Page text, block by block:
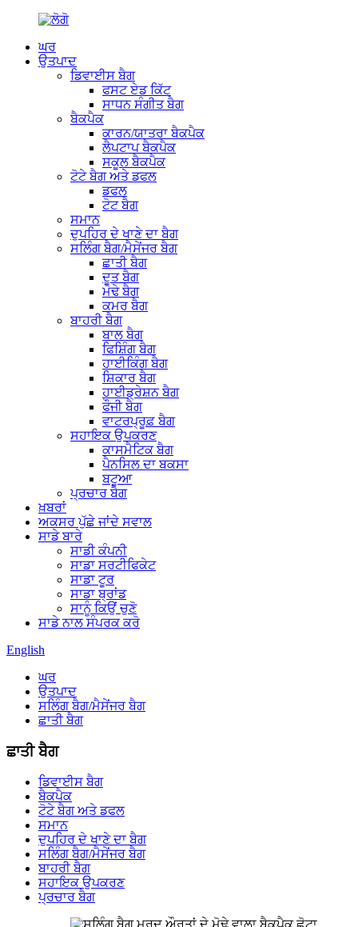
ਘਰ
ਉਤਪਾਦ
ਡਿਵਾਈਸ ਬੈਗ
ਫਸਟ ਏਡ ਕਿੱਟ
ਸਾਧਨ ਸੰਗੀਤ ਬੈਗ
ਬੈਕਪੈਕ
ਕਾਰਨ/ਯਾਤਰਾ ਬੈਕਪੈਕ
ਲੈਪਟਾਪ ਬੈਕਪੈਕ
ਸਕੂਲ ਬੈਕਪੈਕ
ਟੋਟੇ ਬੈਗ ਅਤੇ ਡਫਲ
ਡਫਲ
ਟੋਟ ਬੈਗ
ਸਮਾਨ
ਦੁਪਹਿਰ ਦੇ ਖਾਣੇ ਦਾ ਬੈਗ
ਸਲਿੰਗ ਬੈਗ/ਮੈਸੇਂਜਰ ਬੈਗ
ਛਾਤੀ ਬੈਗ
ਦੂਤ ਬੈਗ
ਮੋਢੇ ਬੈਗ
ਕਮਰ ਬੈਗ
ਬਾਹਰੀ ਬੈਗ
ਬਾਲ ਬੈਗ
ਫਿਸ਼ਿੰਗ ਬੈਗ
ਹਾਈਕਿੰਗ ਬੈਗ
ਸ਼ਿਕਾਰ ਬੈਗ
ਹਾਈਡ੍ਰੇਸ਼ਨ ਬੈਗ
ਫੌਜੀ ਬੈਗ
ਵਾਟਰਪ੍ਰੂਫ਼ ਬੈਗ
ਸਹਾਇਕ ਉਪਕਰਣ
ਕਾਸਮੈਟਿਕ ਬੈਗ
ਪੈਨਸਿਲ ਦਾ ਬਕਸਾ
ਬਟੂਆ
ਪ੍ਰਚਾਰ ਬੈਗ
ਖ਼ਬਰਾਂ
ਅਕਸਰ ਪੁੱਛੇ ਜਾਂਦੇ ਸਵਾਲ
ਸਾਡੇ ਬਾਰੇ
ਸਾਡੀ ਕੰਪਨੀ
ਸਾਡਾ ਸਰਟੀਫਿਕੇਟ
ਸਾਡਾ ਟੂਰ
ਸਾਡਾ ਬ੍ਰਾਂਡ
ਸਾਨੂੰ ਕਿਉਂ ਚੁਣੋ
ਸਾਡੇ ਨਾਲ ਸੰਪਰਕ ਕਰੋ
English
ਘਰ
ਉਤਪਾਦ
ਸਲਿੰਗ ਬੈਗ/ਮੈਸੇਂਜਰ ਬੈਗ
ਛਾਤੀ ਬੈਗ
ਛਾਤੀ ਬੈਗ
ਡਿਵਾਈਸ ਬੈਗ
ਬੈਕਪੈਕ
ਟੋਟੇ ਬੈਗ ਅਤੇ ਡਫਲ
ਸਮਾਨ
ਦੁਪਹਿਰ ਦੇ ਖਾਣੇ ਦਾ ਬੈਗ
ਸਲਿੰਗ ਬੈਗ/ਮੈਸੇਂਜਰ ਬੈਗ
ਬਾਹਰੀ ਬੈਗ
ਸਹਾਇਕ ਉਪਕਰਣ
ਪ੍ਰਚਾਰ ਬੈਗ